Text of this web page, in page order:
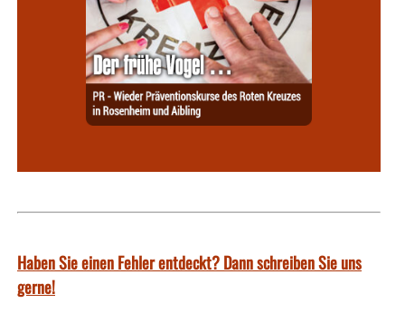
Haben Sie einen Fehler entdeckt? Dann schreiben Sie uns
gerne!